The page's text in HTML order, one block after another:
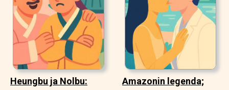
Heungbu ja Nolbu:
Amazonin legenda;